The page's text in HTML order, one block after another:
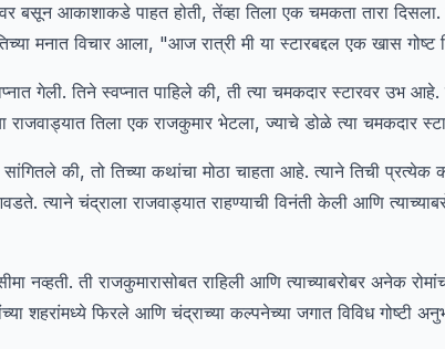
बसून आकाशाकडे पाहत होती, तेंव्हा तिला एक चमकता तारा
मनात विचार आला, "आज रात्री मी या स्टारबद्दल एक खास गोष्ट
गेली. तिने स्वप्नात पाहिले की, ती त्या चमकदार स्टारवर उभ
राजवाड्यात तिला एक राजकुमार भेटला, ज्याचे डोळे त्या चमकदार
की, तो तिच्या कथांचा मोठा चाहता आहे. त्याने तिची
त्याने चंद्राला राजवाड्यात राहण्याची विनंती केली आणि
नव्हती. ती राजकुमारासोबत राहिली आणि त्याच्याबरोबर अनेक
शहरांमध्ये फिरले आणि चंद्राच्या कल्पनेच्या जगात विविध गोष्टी